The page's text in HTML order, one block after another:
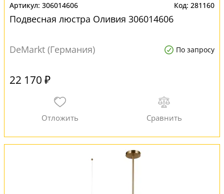
306014606 281160
Подвесная люстра Оливия 306014606
DeMarkt (Германия) По запросу
22 170 ₽